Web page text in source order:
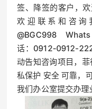
签、降签的客户，
欢迎联系和咨询
@BGC998
话：0912-0912-
动告知咨询项目，
私保护 安全 可靠，
我们办公室提交办理